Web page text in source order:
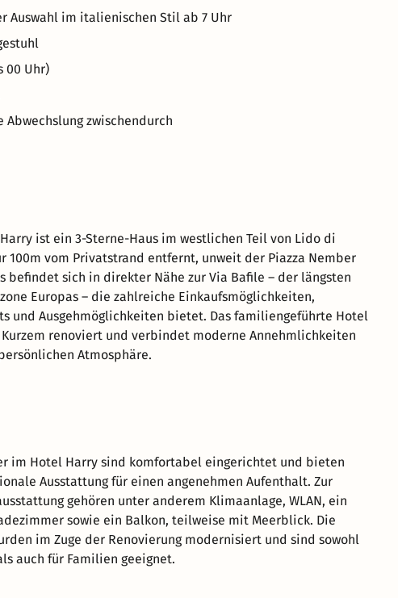
Auswahl im italienischen Stil ab 7 Uhr
00 Uhr)
zwischendurch
ist ein 3-Sterne-Haus im westlichen Teil von Lido di
100m vom Privatstrand entfernt, unweit der Piazza Nember
befindet sich in direkter Nähe zur Via Bafile – der längsten
Europas – die zahlreiche Einkaufsmöglichkeiten,
und Ausgehmöglichkeiten bietet. Das familiengeführte Hotel
renoviert und verbindet moderne Annehmlichkeiten
Atmosphäre.
im Hotel Harry sind komfortabel eingerichtet und bieten
Ausstattung für einen angenehmen Aufenthalt. Zur
gehören unter anderem Klimaanlage, WLAN, ein
sowie ein Balkon, teilweise mit Meerblick. Die
im Zuge der Renovierung modernisiert und sind sowohl
auch für Familien geeignet.